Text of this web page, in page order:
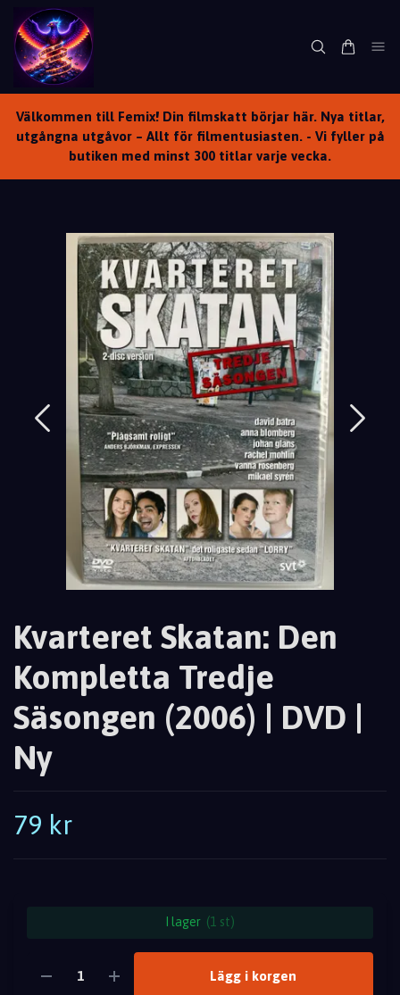
Välkommen till Femix! Din filmskatt börjar här. Nya titlar,
utgångna utgåvor – Allt för filmentusiasten. - Vi fyller på
butiken med minst 300 titlar varje vecka.
Kvarteret Skatan: Den
Kompletta Tredje
Säsongen (2006) | DVD |
Ny
79 kr
I lager (1 st)
Lägg i korgen